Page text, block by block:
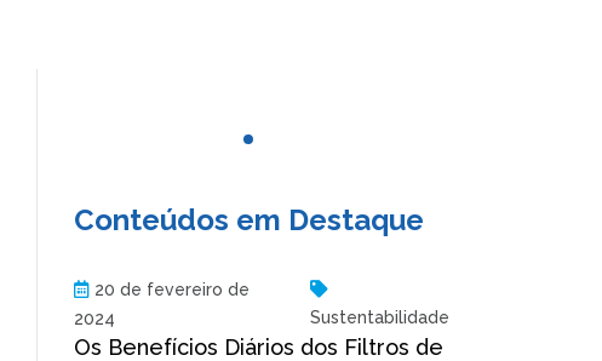
Conteúdos em Destaque
20 de fevereiro de
2024
Sustentabilidade
Os Benefícios Diários dos Filtros de